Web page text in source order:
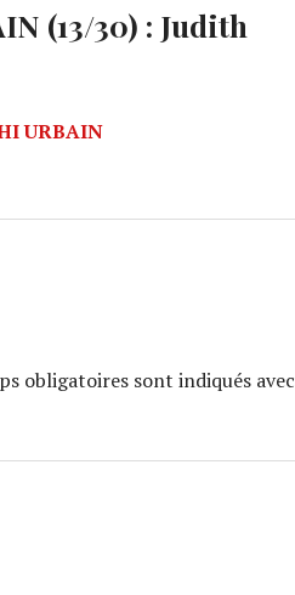
(13/30) : Judith
URBAIN
obligatoires sont indiqués avec